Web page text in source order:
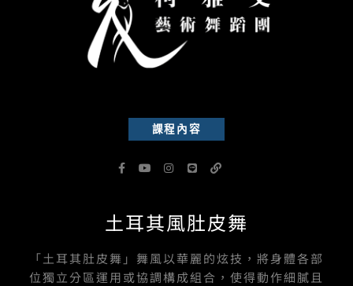
課程內容
F
a
o
o
f
Y
o
b
e
I
n
g
r
L
i
L
i
土耳其風肚皮舞
「土耳其肚皮舞」舞風以華麗的炫技，將身體各部
位獨立分區運用或協調構成組合，使得動作細膩且